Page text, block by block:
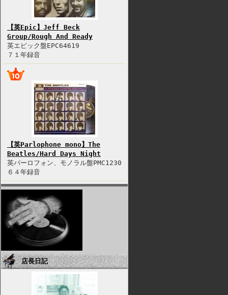
【英Epic】Jeff Beck
Group/Rough And Ready
英エピック盤EPC64619
７１年録音
【英Parlophone mono】The
Beatles/Hard Days Night
英パーロフォン、モノラル盤PMC1230
６４年録音
店長日記